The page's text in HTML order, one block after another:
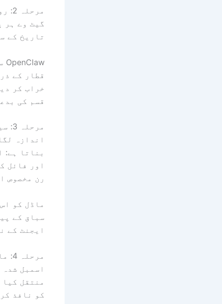
مرحلہ 2: روٹنگ اور سیشن سیریلائزیشن
تاریخ کے
OpenClaw سیشنز میں پیغامات پر کارروائی کرتا ہے۔
قطار کے
خراب کر
قسم کی
مرحلہ 3: سیاق و سباق اسمبلی
اندازہ
بناتا ہے:
اور فائل
رن مخصوص
ماڈل کو
سباق کے
ایجنٹ کے
مرحلہ 4: ماڈل کا اندازہ
کو نافذ